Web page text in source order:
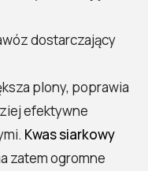
dostarczający
plony, poprawia
efektywne
Kwas siarkowy
zatem ogromne